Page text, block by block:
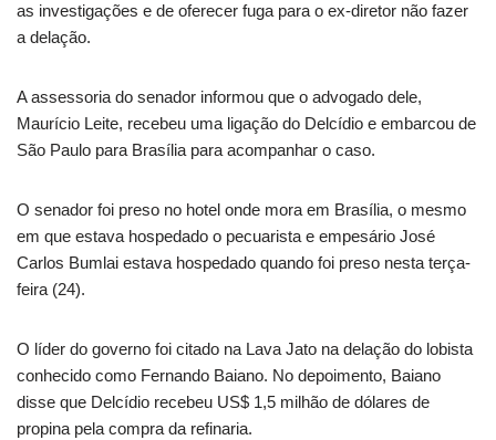
as investigações e de oferecer fuga para o ex-diretor não fazer
a delação.
A assessoria do senador informou que o advogado dele,
Maurício Leite, recebeu uma ligação do Delcídio e embarcou de
São Paulo para Brasília para acompanhar o caso.
O senador foi preso no hotel onde mora em Brasília, o mesmo
em que estava hospedado o pecuarista e empesário José
Carlos Bumlai estava hospedado quando foi preso nesta terça-
feira (24).
O líder do governo foi citado na Lava Jato na delação do lobista
conhecido como Fernando Baiano. No depoimento, Baiano
disse que Delcídio recebeu US$ 1,5 milhão de dólares de
propina pela compra da refinaria.